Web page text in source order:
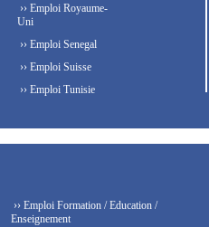
›› Emploi Royaume-
Uni
›› Emploi Senegal
›› Emploi Suisse
›› Emploi Tunisie
›› Emploi Formation / Education /
Enseignement